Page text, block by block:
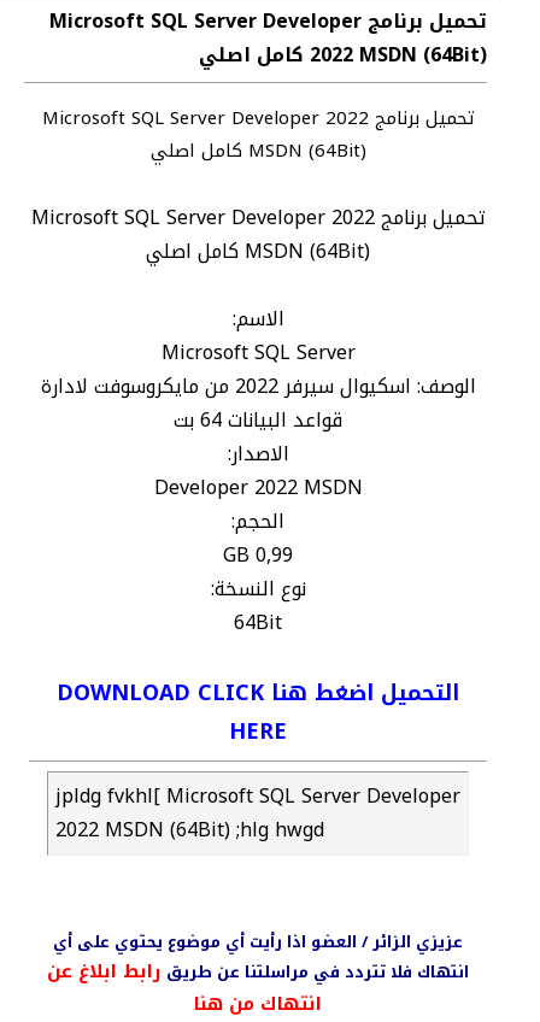
تحميل برنامج Microsoft SQL Server Developer
2022 MSDN (64Bit) كامل اصلي
تحميل برنامج Microsoft SQL Server Developer 2022
MSDN (64Bit) كامل اصلي
تحميل برنامج Microsoft SQL Server Developer 2022
MSDN (64Bit) كامل اصلي
الاسم:
Microsoft SQL Server
الوصف: اسكيوال سيرفر 2022 من مايكروسوفت لادارة
قواعد البيانات 64 بت
الاصدار:
Developer 2022 MSDN
الحجم:
0,99 GB
نوع النسخة:
64Bit
التحميل اضغط هنا DOWNLOAD CLICK
HERE
jpldg fvkhl[ Microsoft SQL Server Developer
2022 MSDN (64Bit) ;hlg hwgd
عزيزي الزائر / العضو اذا رأيت أي موضوع يحتوي على أي
انتهاك فلا تتردد في مراسلتنا عن طريق رابط ابلاغ عن
انتهاك من هنا